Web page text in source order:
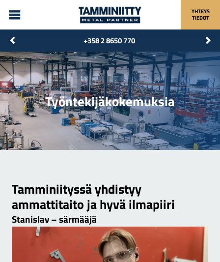
YHTEYS
TIEDOT
+358 2 8650 770
Työntekijäkokemuksia
Tamminiityssä yhdistyy
ammattitaito ja hyvä ilmapiiri
Stanislav – särmääjä